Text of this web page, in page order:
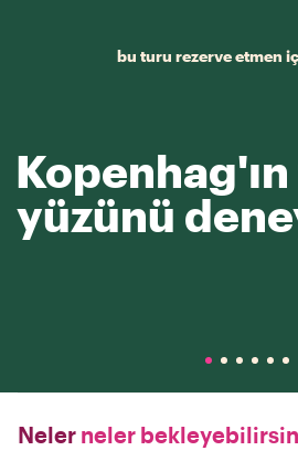
bu turu rezerve etmen
yüzünü
Neler neler bekleyebilirsin